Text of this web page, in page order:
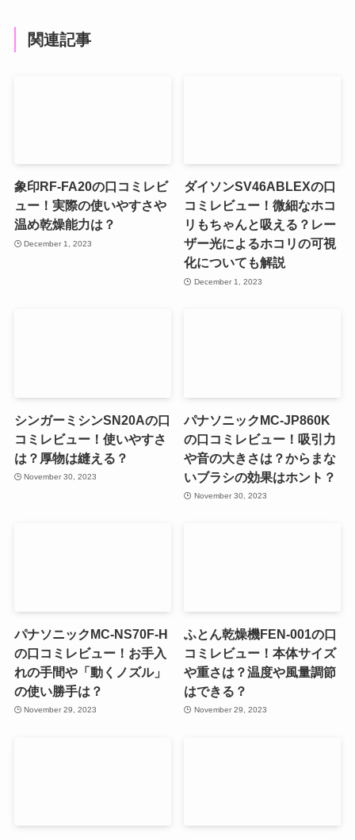
関連記事
象印RF-FA20の口コミレビ
ュー！実際の使いやすさや
温め乾燥能力は？
December 1, 2023
ダイソンSV46ABLEXの口
コミレビュー！微細なホコ
リもちゃんと吸える？レー
ザー光によるホコリの可視
化についても解説
December 1, 2023
シンガーミシンSN20Aの口
コミレビュー！使いやすさ
は？厚物は縫える？
November 30, 2023
パナソニックMC-JP860K
の口コミレビュー！吸引力
や音の大きさは？からまな
いブラシの効果はホント？
November 30, 2023
パナソニックMC-NS70F-H
の口コミレビュー！お手入
れの手間や「動くノズル」
の使い勝手は？
November 29, 2023
ふとん乾燥機FEN-001の口
コミレビュー！本体サイズ
や重さは？温度や風量調節
はできる？
November 29, 2023